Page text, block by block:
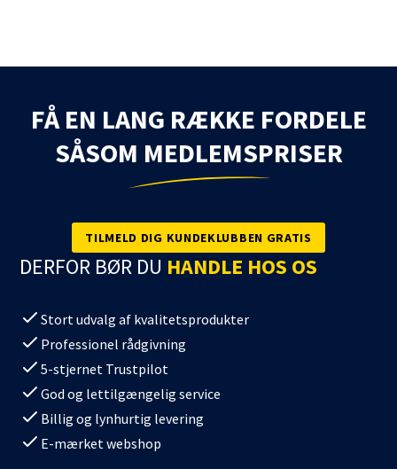
FÅ EN LANG RÆKKE FORDELE
SÅSOM MEDLEMSPRISER
TILMELD DIG KUNDEKLUBBEN GRATIS
DERFOR BØR DU HANDLE HOS OS
Stort udvalg af kvalitetsprodukter
Professionel rådgivning
5-stjernet Trustpilot
God og lettilgængelig service
Billig og lynhurtig levering
E-mærket webshop